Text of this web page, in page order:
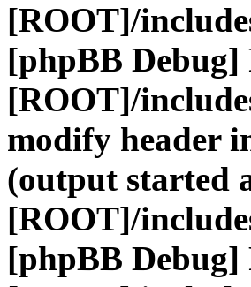
[ROOT]/
[phpBB
[ROOT]/
modify header
(output started
[ROOT]/
[phpBB